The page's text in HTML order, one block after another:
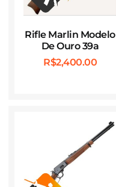
Rifle Marlin Modelo
De Ouro 39a
R$2,400.00